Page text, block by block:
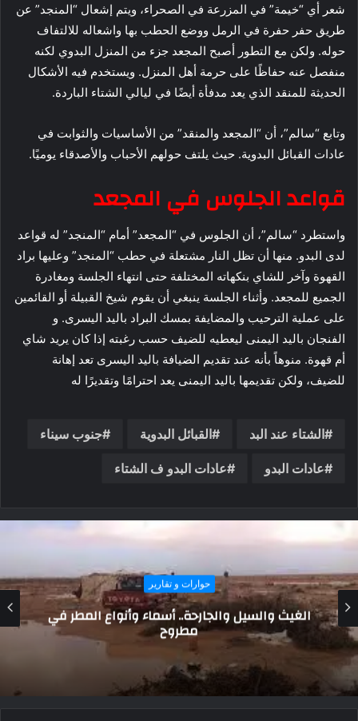
شعر أي “خيمة” في المزرعة في الصحراء، ويتم إشعال “المنجد” عن
طريق حفر حفرة في الرمل ووضع الحطب بها واشعاله للالتفاف
حوله. ولكن مع التطور أصبح المجعد جزء من المنزل البدوي لكنه
منفصل عنه حفاظًا على حرمة أهل المنزل. ويستخدم فيه الأشكال
الحديثة للمنقد الذي يعد مدفأة أيضًا في ليالي الشتاء الباردة.
وتابع “سالم”، أن “المجعد والمنقد” من الأساسيات والثوابت في
عادات القبائل البدوية. حيث يلتف حولهم الأحباب والأصدقاء يوميًا.
قواعد الجلوس في المجعد
واستطرد “سالم”، أن الجلوس في “المجعد” أمام “المنجد” له قواعد
لدى البدو. منها أن تظل النار مشتعلة في حطب “المنجد” وعليها براد
القهوة وآخر للشاي بنكهاته المختلفة حتى انتهاء الجلسة ومغادرة
الجميع للمجعد. وأثناء الجلسة ينبغي أن يقوم شيخ القبيلة أو القائمين
على عملية الترحيب والمضايفة بمسك البراد باليد اليسرى. و
الفنجان باليد اليمنى ليعطيه للضيف حسب رغبته إذا كان يريد شاي
أم قهوة. منوهاً بأنه عند تقديم الضيافة باليد اليسرى تعد إهانة
للضيف، ولكن تقديمها باليد اليمنى يعد احترامًا وتقديرًا له
الشتاء عند البد القبائل البدوية جنوب سيناء
عادات البدو عادات البدو ف الشتاء
حوارات و تقارير
توقيع مذكرة تفاهم تعزز الأمن السيبراني بين
هيئة الرقابة النووية والمركز الوطني لطوارئ
الحاسبات